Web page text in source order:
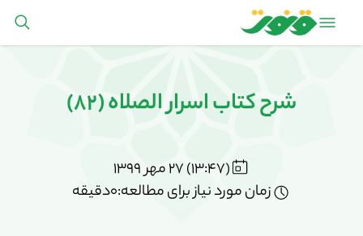
شرح کتاب اسرار الصلاه (82)
(13:47) 27 مهر 1399
زمان مورد نیاز برای مطالعه:0دقیقه